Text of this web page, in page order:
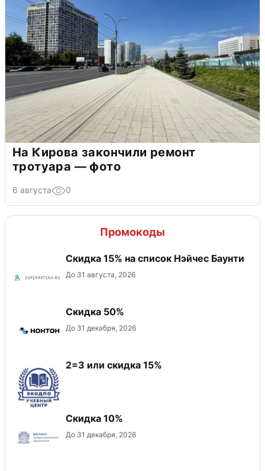
На Кирова закончили ремонт
тротуара — фото
6 августа 0
Промокоды
Скидка 15% на список Нэйчес Баунти
До 31 августа, 2026
Скидка 50%
До 31 декабря, 2026
2=3 или скидка 15%
Скидка 10%
До 31 декабря, 2026